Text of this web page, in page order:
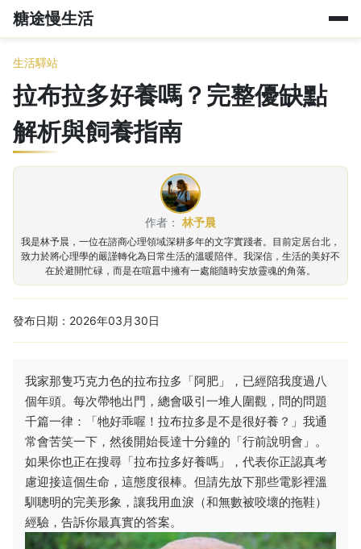
糖途慢生活
生活驛站
拉布拉多好養嗎？完整優缺點
解析與飼養指南
作者： 林予晨
我是林予晨，一位在諮商心理領域深耕多年的文字實踐者。目前定居台北，
致力於將心理學的嚴謹轉化為日常生活的溫暖陪伴。我深信，生活的美好不
在於避開忙碌，而是在喧囂中擁有一處能隨時安放靈魂的角落。
發布日期：2026年03月30日
我家那隻巧克力色的拉布拉多「阿肥」，已經陪我度過八
個年頭。每次帶牠出門，總會吸引一堆人圍觀，問的問題
千篇一律：「牠好乖喔！拉布拉多是不是很好養？」我通
常會苦笑一下，然後開始長達十分鐘的「行前說明會」。
如果你也正在搜尋「拉布拉多好養嗎」，代表你正認真考
慮迎接這個生命，這態度很棒。但請先放下那些電影裡溫
馴聰明的完美形象，讓我用血淚（和無數被咬壞的拖鞋）
經驗，告訴你最真實的答案。